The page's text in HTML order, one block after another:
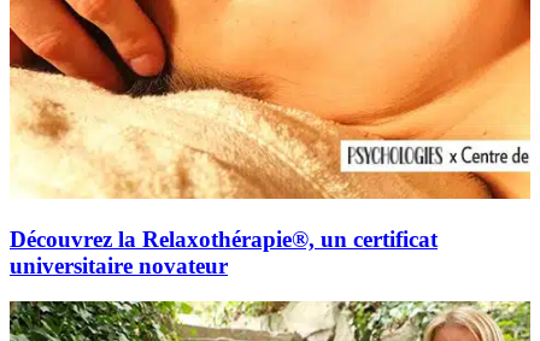
Découvrez la Relaxothérapie®, un certificat
universitaire novateur